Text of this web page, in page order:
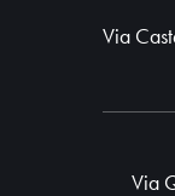
Via
Via